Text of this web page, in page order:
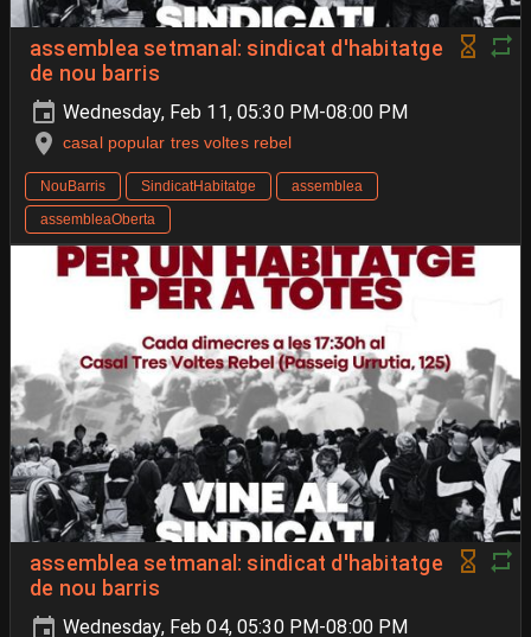
assemblea setmanal: sindicat d'habitatge
de nou barris
Wednesday, Feb 11, 05:30 PM-08:00 PM
casal popular tres voltes rebel
NouBarris SindicatHabitatge
assemblea
assembleaOberta
assemblea setmanal: sindicat d'habitatge
de nou barris
Wednesday, Feb 04, 05:30 PM-08:00 PM